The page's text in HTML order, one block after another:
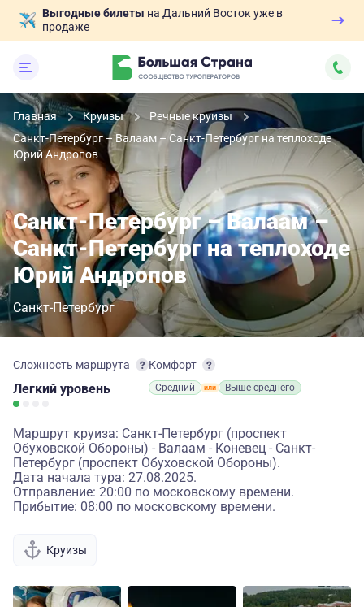
Выгодные билеты на Дальний Восток уже в
продаже
Главная Круизы
Речные круизы
Санкт-Петербург – Валаам – Санкт-Петербург на теплоходе
Юрий Андропов
Санкт-Петербург – Валаам –
Санкт-Петербург на теплоходе
Юрий Андропов
Санкт-Петербург
Сложность маршрута
Легкий уровень
Комфорт
Средний Выше среднего
Маршрут круиза: Санкт-Петербург (проспект
Обуховской Обороны) - Валаам - Коневец - Санкт-
Петербург (проспект Обуховской Обороны).
Дата начала тура: 27.08.2025.
Отправление: 20:00 по московскому времени.
Прибытие: 08:00 по московскому времени.
Круизы